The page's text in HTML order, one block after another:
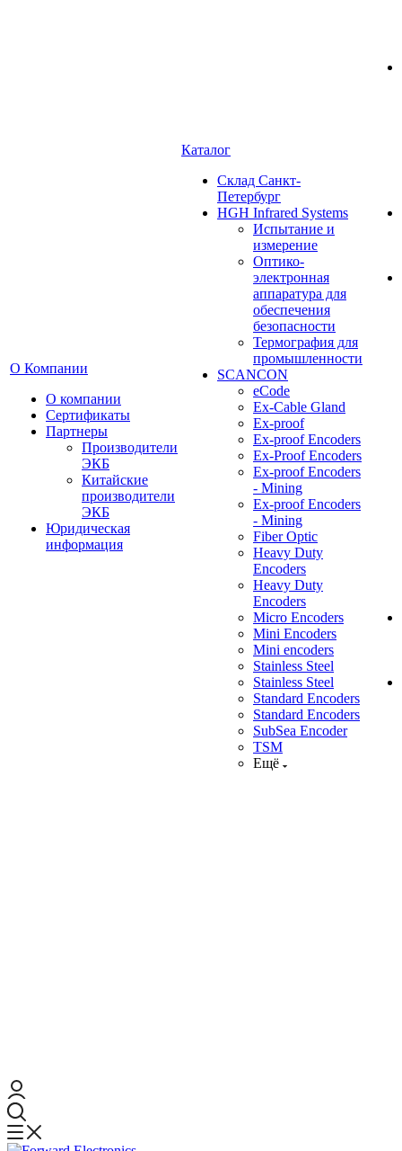
О Компании
О компании
Сертификаты
Партнеры
Производители
ЭКБ
Китайские
производители
ЭКБ
Юридическая
информация
Каталог
Cклад Санкт-
Петербург
HGH Infrared Systems
Испытание и
измерение
Оптико-
электронная
аппаратура для
обеспечения
безопасности
Термография для
промышленности
SCANCON
eCode
Ex-Cable Gland
Ex-proof
Ex-proof Encoders
Ex-Proof Encoders
Ex-proof Encoders
- Mining
Ex-proof Encoders
- Mining
Fiber Optic
Heavy Duty
Encoders
Heavy Duty
Encoders
Micro Encoders
Mini Encoders
Mini encoders
Stainless Steel
Stainless Steel
Standard Encoders
Standard Encoders
SubSea Encoder
TSM
Ещё